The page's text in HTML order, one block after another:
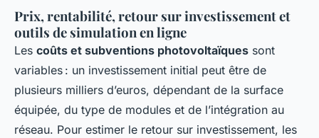
Prix, rentabilité, retour sur investissement et
outils de simulation en ligne
Les coûts et subventions photovoltaïques sont
variables : un investissement initial peut être de
plusieurs milliers d’euros, dépendant de la surface
équipée, du type de modules et de l’intégration au
réseau. Pour estimer le retour sur investissement, les